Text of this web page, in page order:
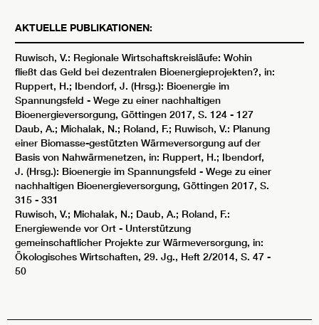
AKTUELLE PUBLIKATIONEN:
Ruwisch, V.: Regionale Wirtschaftskreisläufe: Wohin
fließt das Geld bei dezentralen Bioenergieprojekten?, in:
Ruppert, H.; Ibendorf, J. (Hrsg.): Bioenergie im
Spannungsfeld - Wege zu einer nachhaltigen
Bioenergieversorgung, Göttingen 2017, S. 124 - 127
Daub, A.; Michalak, N.; Roland, F.; Ruwisch, V.: Planung
einer Biomasse-gestützten Wärmeversorgung auf der
Basis von Nahwärmenetzen, in: Ruppert, H.; Ibendorf,
J. (Hrsg.): Bioenergie im Spannungsfeld - Wege zu einer
nachhaltigen Bioenergieversorgung, Göttingen 2017, S.
315 - 331
Ruwisch, V.; Michalak, N.; Daub, A.; Roland, F.:
Energiewende vor Ort - Unterstützung
gemeinschaftlicher Projekte zur Wärmeversorgung, in:
Ökologisches Wirtschaften, 29. Jg., Heft 2/2014, S. 47 -
50